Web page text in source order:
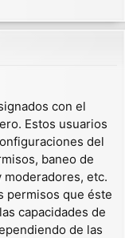
con el
Estos usuarios
del
baneo de
etc.
permisos que éste
capacidades de
de las